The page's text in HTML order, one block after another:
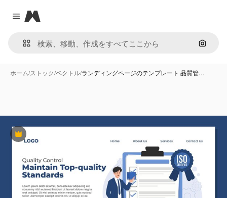
Close menu
Magnific
画像で
ホーム/ストック/ベクトル/ランディングページのテンプレート 品質管…
Premium